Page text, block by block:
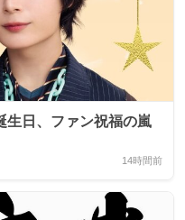
生日、ファン祝福の嵐
14時間前